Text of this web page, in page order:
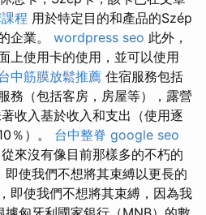
程 用於特定目的和產品的Szép
企業。 wordpress seo 此外，
上使用卡的使用，並可以使用
中筋膜放鬆推薦 住宿服務包括
務（包括客房，房屋等），露營
收入基於收入和支出（使用逐
％）。 台中整脊 google seo
來沒有像目前那樣多的不朽的
即使我們不想將其束縛以更長的
即使我們不想將其束縛，因為我